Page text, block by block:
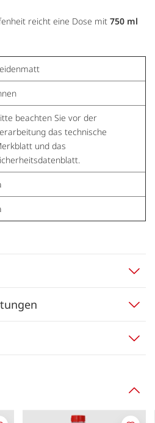
reicht eine Dose mit 750 ml
beachten Sie vor der
das technische
und das